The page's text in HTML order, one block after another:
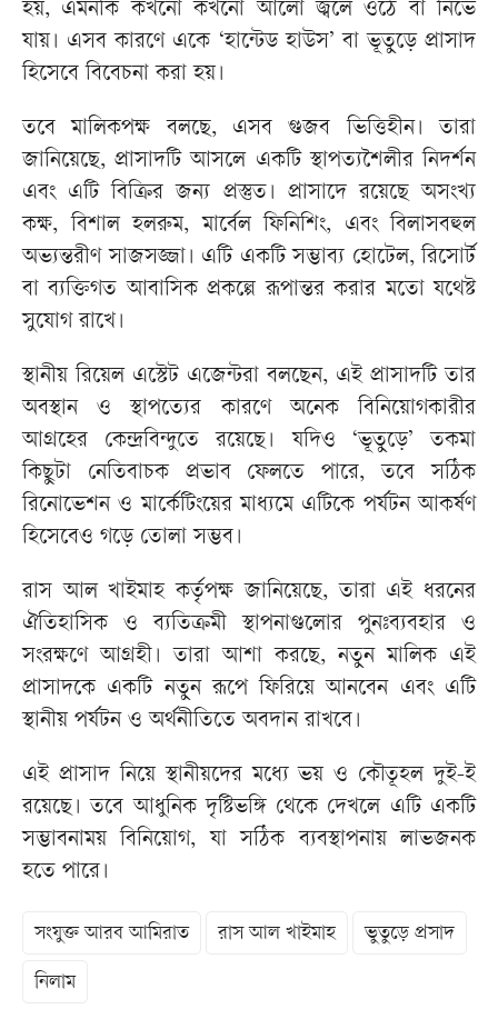
হয়, এমনকি কখনো কখনো আলো জ্বলে ওঠে বা নিভে
যায়। এসব কারণে একে ‘হান্টেড হাউস’ বা ভূতুড়ে প্রাসাদ
হিসেবে বিবেচনা করা হয়।
তবে মালিকপক্ষ বলছে, এসব গুজব ভিত্তিহীন। তারা
জানিয়েছে, প্রাসাদটি আসলে একটি স্থাপত্যশৈলীর নিদর্শন
এবং এটি বিক্রির জন্য প্রস্তুত। প্রাসাদে রয়েছে অসংখ্য
কক্ষ, বিশাল হলরুম, মার্বেল ফিনিশিং, এবং বিলাসবহুল
অভ্যন্তরীণ সাজসজ্জা। এটি একটি সম্ভাব্য হোটেল, রিসোর্ট
বা ব্যক্তিগত আবাসিক প্রকল্পে রূপান্তর করার মতো যথেষ্ট
সুযোগ রাখে।
স্থানীয় রিয়েল এস্টেট এজেন্টরা বলছেন, এই প্রাসাদটি তার
অবস্থান ও স্থাপত্যের কারণে অনেক বিনিয়োগকারীর
আগ্রহের কেন্দ্রবিন্দুতে রয়েছে। যদিও ‘ভূতুড়ে’ তকমা
কিছুটা নেতিবাচক প্রভাব ফেলতে পারে, তবে সঠিক
রিনোভেশন ও মার্কেটিংয়ের মাধ্যমে এটিকে পর্যটন আকর্ষণ
হিসেবেও গড়ে তোলা সম্ভব।
রাস আল খাইমাহ কর্তৃপক্ষ জানিয়েছে, তারা এই ধরনের
ঐতিহাসিক ও ব্যতিক্রমী স্থাপনাগুলোর পুনঃব্যবহার ও
সংরক্ষণে আগ্রহী। তারা আশা করছে, নতুন মালিক এই
প্রাসাদকে একটি নতুন রূপে ফিরিয়ে আনবেন এবং এটি
স্থানীয় পর্যটন ও অর্থনীতিতে অবদান রাখবে।
এই প্রাসাদ নিয়ে স্থানীয়দের মধ্যে ভয় ও কৌতূহল দুই-ই
রয়েছে। তবে আধুনিক দৃষ্টিভঙ্গি থেকে দেখলে এটি একটি
সম্ভাবনাময় বিনিয়োগ, যা সঠিক ব্যবস্থাপনায় লাভজনক
হতে পারে।
সংযুক্ত আরব আমিরাত রাস আল খাইমাহ ভুতুড়ে প্রসাদ
নিলাম